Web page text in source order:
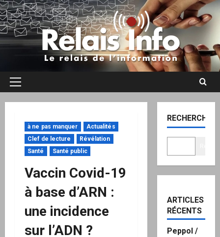
Aller
au
contenu
Menu
à ne pas manquer
Actualités
Clef de lecture
Révélation
Santé
Santé public
Vaccin Covid-19
à base d’ARN :
une incidence
sur l’ADN ?
RECHERCHER
ARTICLES
RÉCENTS
Peppol /